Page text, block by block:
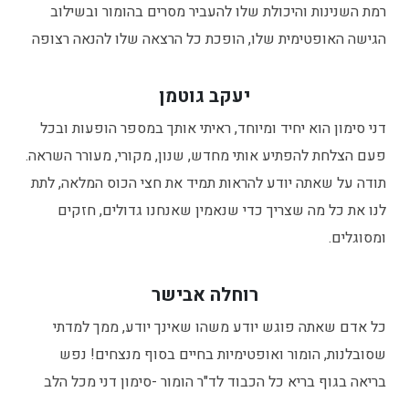
רמת השנינות והיכולת שלו להעביר מסרים בהומור ובשילוב
הגישה האופטימית שלו, הופכת כל הרצאה שלו להנאה רצופה
יעקב גוטמן
דני סימון הוא יחיד ומיוחד, ראיתי אותך במספר הופעות ובכל
פעם הצלחת להפתיע אותי מחדש, שנון, מקורי, מעורר השראה.
תודה על שאתה יודע להראות תמיד את חצי הכוס המלאה, לתת
לנו את כל מה שצריך כדי שנאמין שאנחנו גדולים, חזקים
ומסוגלים.
רוחלה אבישר
כל אדם שאתה פוגש יודע משהו שאינך יודע, ממך למדתי
שסובלנות, הומור ואופטימיות בחיים בסוף מנצחים! נפש
בריאה בגוף בריא כל הכבוד לד"ר הומור -סימון דני מכל הלב